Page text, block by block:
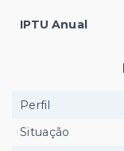
IPTU Anual
Perfil
Situação